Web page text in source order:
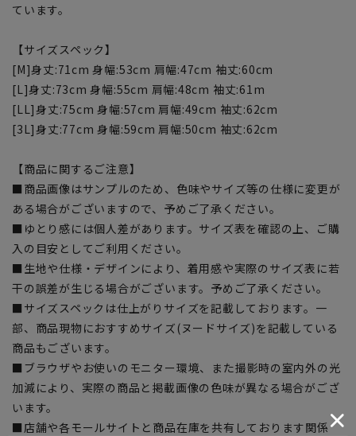
ています。
【サイズスペック】
[M]身丈:71cm 身幅:53cm 肩幅:47cm 袖丈:60cm
[L]身丈:73cm 身幅:55cm 肩幅:48cm 袖丈:61m
[LL]身丈:75cm 身幅:57cm 肩幅:49cm 袖丈:62cm
[3L]身丈:77cm 身幅:59cm 肩幅:50cm 袖丈:62cm
【商品に関するご注意】
■商品画像はサンプルのため、色味やサイズ等の仕様に変更が
ある場合がございますので、予めご了承ください。
■ゆとり感には個人差があります。サイズ表を確認の上、ご購
入の目安としてご利用ください。
■生地や仕様・デザインにより、着用感や実際のサイズ表に若
干の誤差が生じる場合がございます。予めご了承ください。
■サイズスペックは仕上がりサイズを記載しております。一
部、商品現物におすすめサイズ(ヌードサイズ)を記載している
商品もございます。
■ブラウザやお使いのモニター環境、また撮影時の室内外の光
加減により、実際の商品と掲載画像の色味が異なる場合がござ
います。
■店舗や各モールサイトと商品在庫を共有しております関係